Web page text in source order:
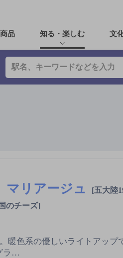
商品 知る・楽しむ 文
リアージュ
[五大陸
のチーズ]
暖色系の優しいライトアッ
ラ…